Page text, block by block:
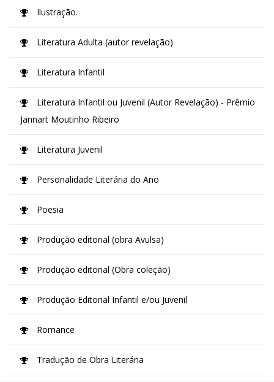
Ilustração.
Literatura Adulta (autor revelação)
Literatura Infantil
Literatura Infantil ou Juvenil (Autor Revelação) - Prêmio
Jannart Moutinho Ribeiro
Literatura Juvenil
Personalidade Literária do Ano
Poesia
Produção editorial (obra Avulsa)
Produção editorial (Obra coleção)
Produção Editorial Infantil e/ou Juvenil
Romance
Tradução de Obra Literária